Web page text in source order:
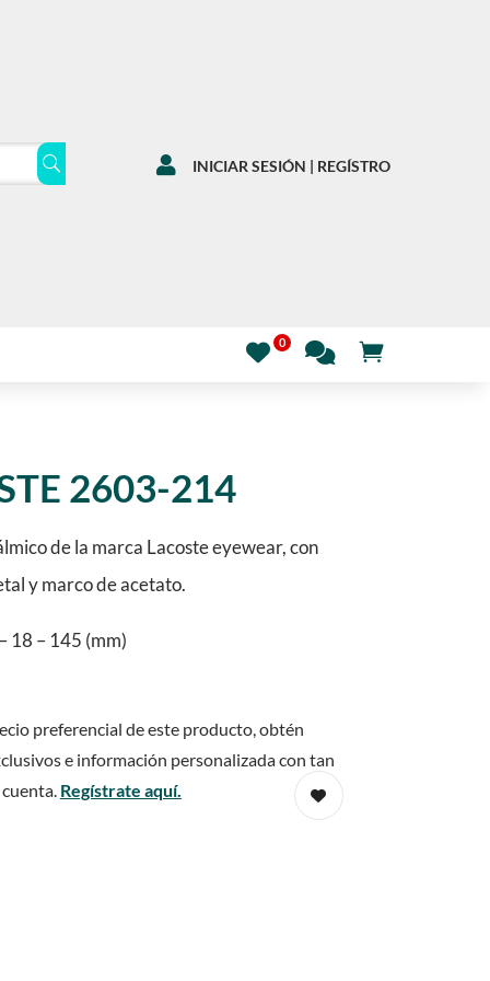
 INICIAR SESIÓN | REGÍSTRO
2603-214
de la marca Lacoste eyewear, con
y marco de acetato.
18 – 145 (mm)
preferencial de este producto, obtén
e información personalizada con tan
Regístrate aquí.